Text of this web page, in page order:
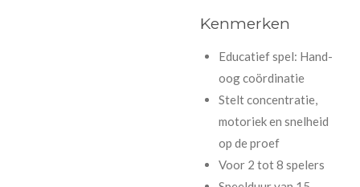
Kenmerken
Educatief spel: Hand-
oog coördinatie
Stelt concentratie,
motoriek en snelheid
op de proef
Voor 2 tot 8 spelers